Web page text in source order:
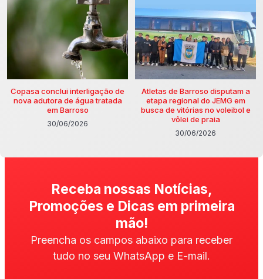
Copasa conclui interligação de
nova adutora de água tratada
em Barroso
30/06/2026
Atletas de Barroso disputam a
etapa regional do JEMG em
busca de vitórias no voleibol e
vôlei de praia
30/06/2026
Receba nossas Notícias,
Promoções e Dicas em primeira
mão!
Preencha os campos abaixo para receber
tudo no seu WhatsApp e E-mail.